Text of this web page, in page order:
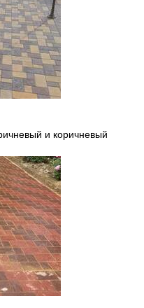
и коричневый